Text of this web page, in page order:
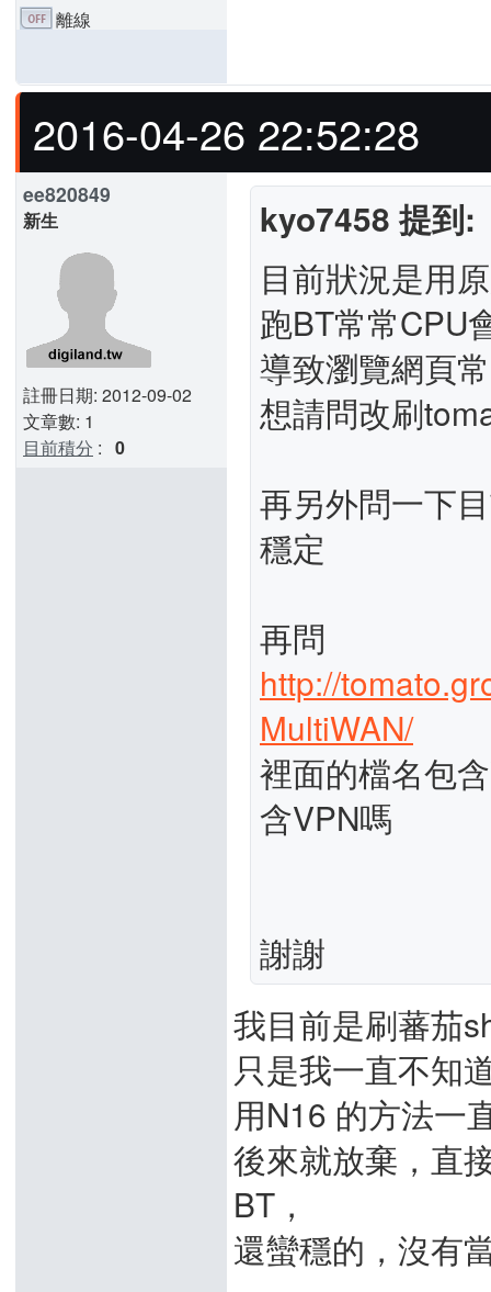
離線
2016-04-26 22:52:28
ee820849
新生
註冊日期: 2012-09-02
文章數: 1
目前積分 : 0
kyo7458 提到:
目前狀況是用
跑BT常常CPU
導致瀏覽網頁
想請問改刷
再另外問一下
穩定
再問
http://
MultiWAN/
裡面的檔名包
含VPN嗎
謝謝
我目前是刷蕃茄
只是我一直不知
用N16 的方法一
後來就放棄，直
BT，
還蠻穩的，沒有